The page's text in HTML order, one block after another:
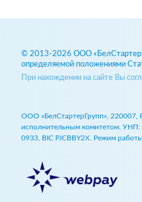
© 2013-2026 ООО
определяемой положениями
При нахождении на сайте Вы
ООО «БелСтартерГрупп», 220007,
исполнительным комитетом. УНП:
0933, BIC PJCBBY2X. Режим